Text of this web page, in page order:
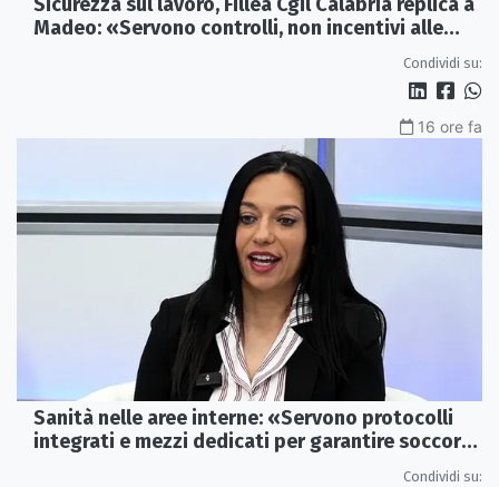
Sicurezza sul lavoro, Fillea Cgil Calabria replica a
Madeo: «Servono controlli, non incentivi alle
Condividi su:
16 ore fa
Sanità nelle aree interne: «Servono protocolli
integrati e mezzi dedicati per garantire soccorsi
Condividi su: